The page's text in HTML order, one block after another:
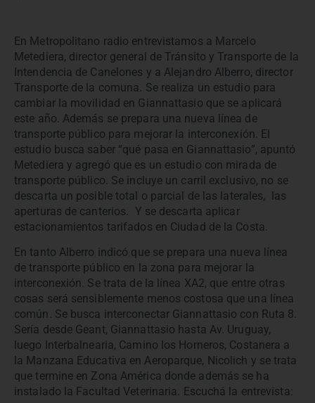
En Metropolitano radio entrevistamos a Marcelo
Metediera, director general de Tránsito y Transporte de la
Intendencia de Canelones y a Alejandro Alberro, director
Transporte de la comuna. Se realiza un estudio para
cambiar la movilidad en Giannattasio que se aplicará
este año. Además se prepara una nueva línea de
transporte público para mejorar la interconexión. El
estudio busca saber “qué pasa en Giannattasio”, apuntó
Metediera y agregó que es un estudio con mirada de
transporte público. Se incluye un carril exclusivo, no se
descarta un posible total o parcial de las laterales, las
aperturas de canterios. Y se descarta aplicar
estacionamientos tarifados en Ciudad de la Costa.
En tanto Alberro indicó que se prepara una nueva línea
de transporte público en la zona para mejorar la
interconexión. Se trata de la línea XA2, que entre otras
cosas será sensiblemente menos costosa que una línea
común. Se busca interconectar Giannattasio con Ruta 8.
Sería desde Geant, Giannattasio hasta Av. Uruguay,
luego Interbalnearia, Camino los Horneros, Costanera a
la Manzana Educativa en Aeroparque, Nicolich y se trata
que termine en Zona América donde además se ha
instalado la Facultad Veterinaria. Escuchá la entrevista: